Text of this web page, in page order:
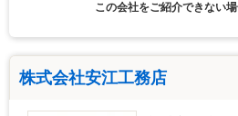
この会社をご紹介できない場
株式会社安江工務店